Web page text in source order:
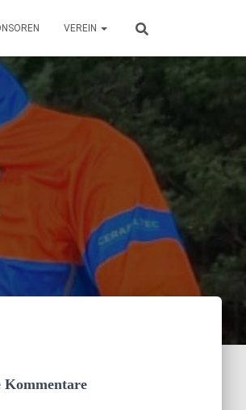
VEREIN
Kommentare